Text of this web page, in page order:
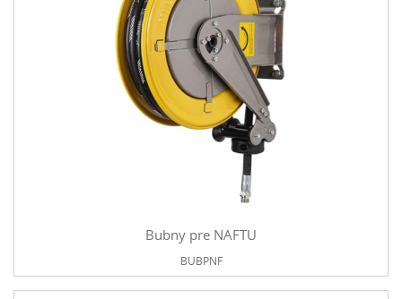
Bubny pre NAFTU
BUBPNF